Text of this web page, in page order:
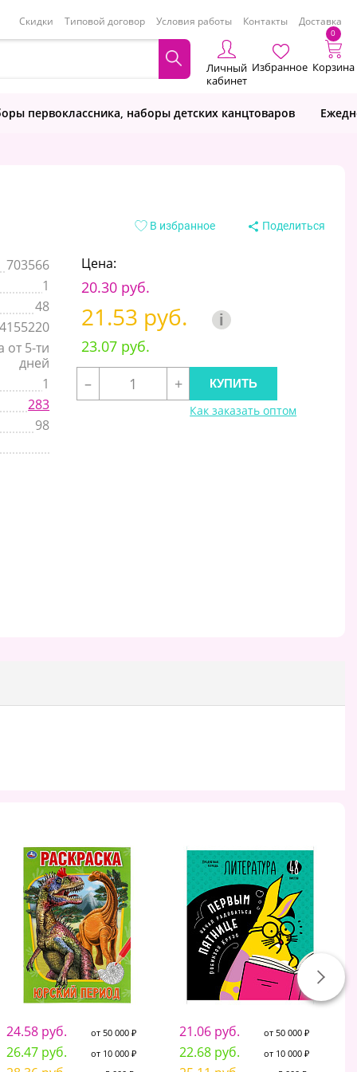
Скидки Типовой договор Условия работы Контакты Доставка
Личный
кабинет
Избранное
0
Корзина
первоклассника, наборы детских канцтоваров
В избранное Поделиться
703566
1
48
от 5-ти
дней
1
283
98
Цена:
20.30 руб.
21.53 руб. i
23.07 руб.
–
+
Как заказать оптом
24.58 руб. от 50 000 ₽
26.47 руб. от 10 000 ₽
21.06 руб. от 50 000 ₽
22.68 руб. от 10 000 ₽